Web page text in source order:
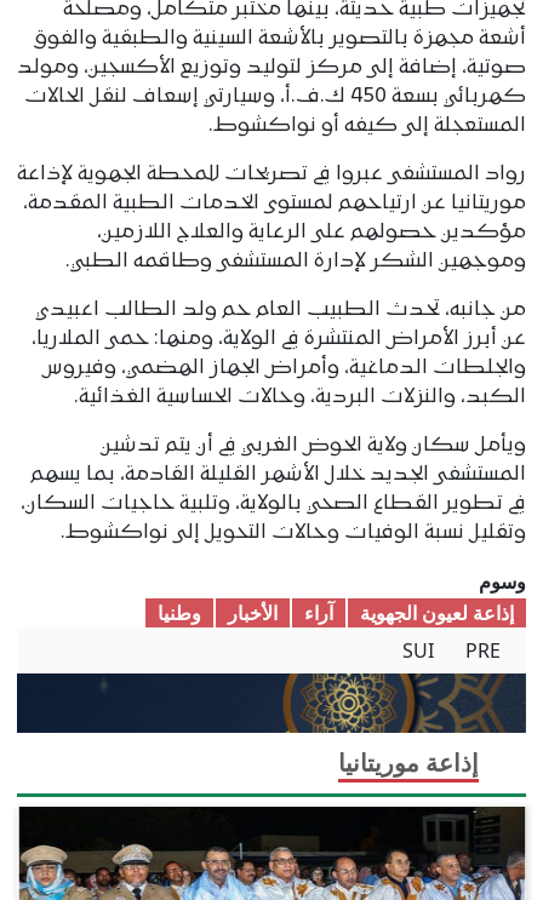
تجهيزات طبية حديثة، بينها مختبر متكامل، ومصلحة
أشعة مجهزة بالتصوير بالأشعة السينية والطبقية والفوق
صوتية، إضافة إلى مركز لتوليد وتوزيع الأكسجين، ومولد
كهربائي بسعة 450 ك.ف.أ، وسيارتي إسعاف لنقل الحالات
المستعجلة إلى كيفه أو نواكشوط.
رواد المستشفى عبروا في تصريحات للمحطة الجهوية لإذاعة
موريتانيا عن ارتياحهم لمستوى الخدمات الطبية المقدمة،
مؤكدين حصولهم على الرعاية والعلاج اللازمين،
وموجهين الشكر لإدارة المستشفى وطاقمه الطبي.
من جانبه، تحدث الطبيب العام حم ولد الطالب اعبيدي
عن أبرز الأمراض المنتشرة في الولاية، ومنها: حمى الملاريا،
والجلطات الدماغية، وأمراض الجهاز الهضمي، وفيروس
الكبد، والنزلات البردية، وحالات الحساسية الغذائية.
ويأمل سكان ولاية الحوض الغربي في أن يتم تدشين
المستشفى الجديد خلال الأشهر القليلة القادمة، بما يسهم
في تطوير القطاع الصحي بالولاية، وتلبية حاجيات السكان،
وتقليل نسبة الوفيات وحالات التحويل إلى نواكشوط.
وسوم
إذاعة لعيون الجهوية
آراء الأخبار
وطنیا
PRE
SUI
إذاعة موريتانيا